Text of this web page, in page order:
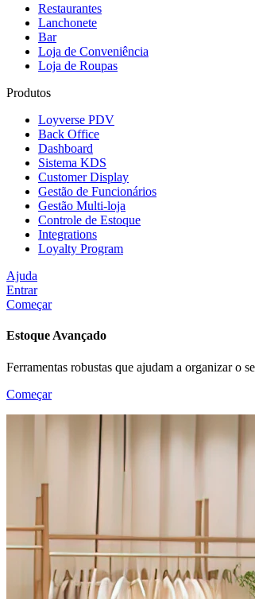
Restaurantes
Lanchonete
Bar
Loja de Conveniência
Loja de Roupas
Produtos
Loyverse PDV
Back Office
Dashboard
Sistema KDS
Customer Display
Gestão de Funcionários
Gestão Multi-loja
Controle de Estoque
Integrations
Loyalty Program
Ajuda
Entrar
Começar
Estoque Avançado
Ferramentas robustas que ajudam a organizar o
Começar